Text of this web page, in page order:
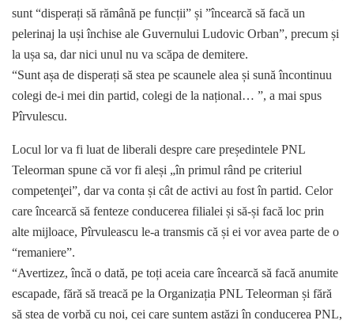
sunt “disperați să rămână pe funcții” și ”încearcă să facă un
pelerinaj la uși închise ale Guvernului Ludovic Orban”, precum și
la ușa sa, dar nici unul nu va scăpa de demitere.
“Sunt așa de disperați să stea pe scaunele alea și sună încontinuu
colegi de-i mei din partid, colegi de la național… ”, a mai spus
Pîrvulescu.
Locul lor va fi luat de liberali despre care președintele PNL
Teleorman spune că vor fi aleși „în primul rând pe criteriul
competenţei”, dar va conta și cât de activi au fost în partid. Celor
care încearcă să fenteze conducerea filialei și să-și facă loc prin
alte mijloace, Pîrvuleascu le-a transmis că și ei vor avea parte de o
“remaniere”.
“Avertizez, încă o dată, pe toți aceia care încearcă să facă anumite
escapade, fără să treacă pe la Organizația PNL Teleorman și fără
să stea de vorbă cu noi, cei care suntem astăzi în conducerea PNL,